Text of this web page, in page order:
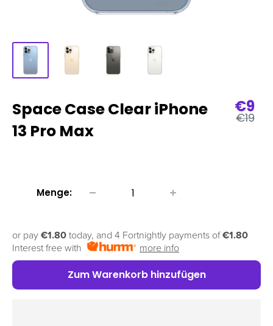
Space Case Clear iPhone
13 Pro Max
€9
€19
Menge:
or pay €1.80 today, and 4 Fortnightly payments of€1.80
Interest free with
more info
Zum Warenkorb hinzufügen